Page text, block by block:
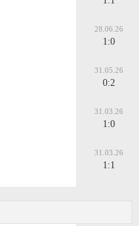
28.06.26
1:0
31.05.26
0:2
31.03.26
1:0
31.03.26
1:1